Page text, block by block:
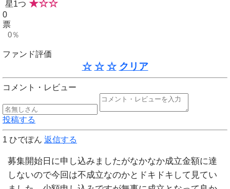
星1つ ★☆☆
0
票
0％
ファンド評価
☆ ☆ ☆ クリア
コメント・レビュー
投稿する
1 ひでぽん 返信する
募集開始日に申し込みましたがなかなか成立金額に達
しないので今回は不成立なのかとドキドキして見てい